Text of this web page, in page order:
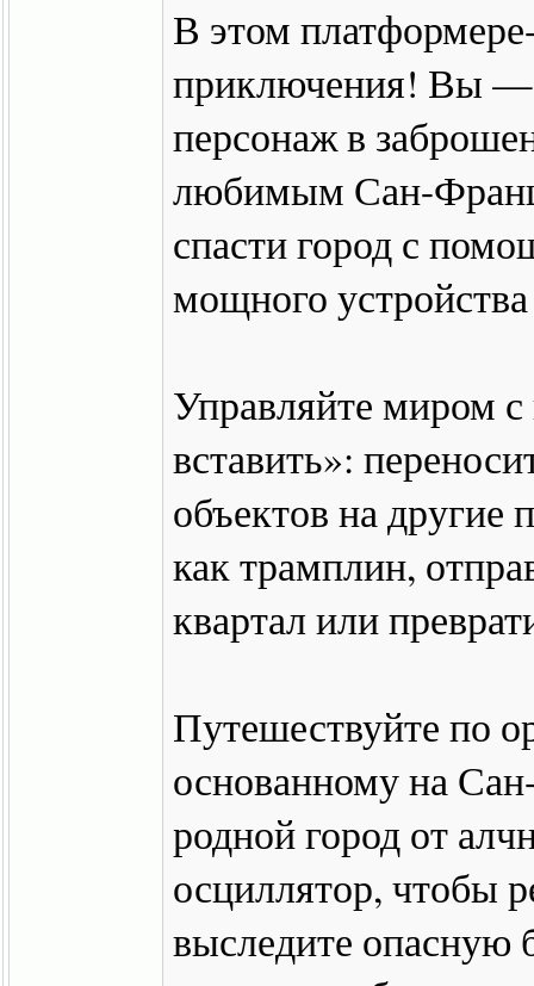
В этом
приключения! Вы —
персонаж в
любимым Сан-
спасти город с
мощного
Управляйте миром
вставить»:
объектов на другие
как трамплин,
квартал или
Путешествуйте по
основанному на
родной город от
осциллятор, чтобы
выследите опасную